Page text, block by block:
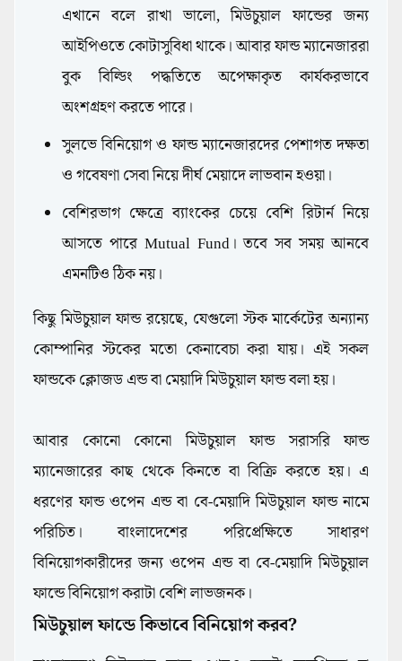
এখানে বলে রাখা ভালো, মিউচুয়াল ফান্ডের জন্য
আইপিওতে কোটাসুবিধা থাকে। আবার ফান্ড ম্যানেজাররা
বুক বিল্ডিং পদ্ধতিতে অপেক্ষাকৃত কার্যকরভাবে
অংশগ্রহণ করতে পারে।
সুলভে বিনিয়োগ ও ফান্ড ম্যানেজারদের পেশাগত দক্ষতা
ও গবেষণা সেবা নিয়ে দীর্ঘ মেয়াদে লাভবান হওয়া।
বেশিরভাগ ক্ষেত্রে ব্যাংকের চেয়ে বেশি রিটার্ন নিয়ে
আসতে পারে Mutual Fund। তবে সব সময় আনবে
এমনটিও ঠিক নয়।
কিছু মিউচুয়াল ফান্ড রয়েছে, যেগুলো স্টক মার্কেটের অন্যান্য
কোম্পানির স্টকের মতো কেনাবেচা করা যায়। এই সকল
ফান্ডকে ক্লোজড এন্ড বা মেয়াদি মিউচুয়াল ফান্ড বলা হয়।
আবার কোনো কোনো মিউচুয়াল ফান্ড সরাসরি ফান্ড
ম্যানেজারের কাছ থেকে কিনতে বা বিক্রি করতে হয়। এ
ধরণের ফান্ড ওপেন এন্ড বা বে-মেয়াদি মিউচুয়াল ফান্ড নামে
পরিচিত। বাংলাদেশের পরিপ্রেক্ষিতে সাধারণ
বিনিয়োগকারীদের জন্য ওপেন এন্ড বা বে-মেয়াদি মিউচুয়াল
ফান্ডে বিনিয়োগ করাটা বেশি লাভজনক।
মিউচুয়াল ফান্ডে কিভাবে বিনিয়োগ করব?